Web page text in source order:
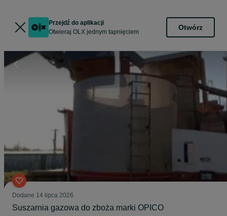
Przejdź do aplikacji
Otwieraj OLX jednym tapnięciem
Otwórz
Dodane 14 lipca 2026
Suszarnia gazowa do zboża marki OPICO